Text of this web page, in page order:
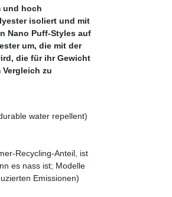
und hoch
isoliert und mit
Nano Puff-Styles auf
um, die mit der
die für ihr Gewicht
zu
water repellent)
Recycling-Anteil, ist
es nass ist; Modelle
Emissionen)